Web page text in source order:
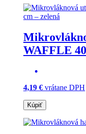
WAFFLE
4,19 € vrátane DPH
Kúpiť